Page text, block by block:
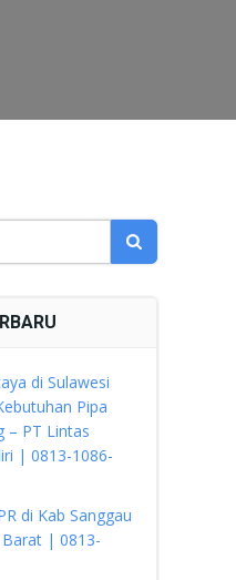
di Sulawesi
Pipa
– PT Lintas
| 0813-1086-
di Kab Sanggau
| 0813-